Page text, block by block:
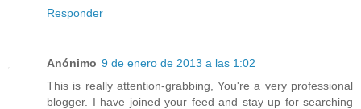
Responder
Anónimo 9 de enero de 2013 a las 1:02
This is really attention-grabbing, You're a very professional
blogger. I have joined your feed and stay up for searching